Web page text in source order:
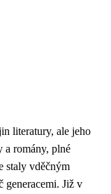
literatury, ale jeho
a romány, plné
staly vděčným
generacemi. Již v